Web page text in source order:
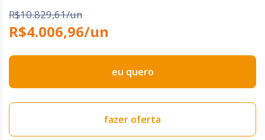
R$10.829,61/un
R$4.006,96/un
eu quero
fazer oferta